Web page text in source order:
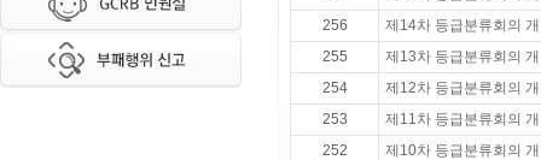
256
제14차 등급분류회의
255
제13차 등급분류회의
254
제12차 등급분류회의
253
제11차 등급분류회의
252
제10차 등급분류회의